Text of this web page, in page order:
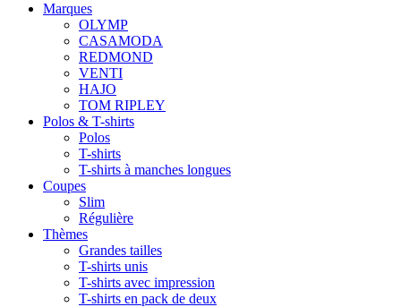
Marques
OLYMP
CASAMODA
REDMOND
VENTI
HAJO
TOM RIPLEY
Polos & T-shirts
Polos
T-shirts
T-shirts à manches longues
Coupes
Slim
Régulière
Thèmes
Grandes tailles
T-shirts unis
T-shirts avec impression
T-shirts en pack de deux